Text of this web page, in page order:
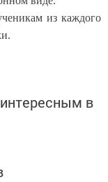
из каждого
в